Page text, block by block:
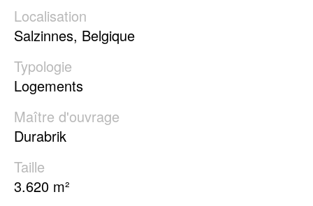
Détails du projet
Information technique
Localisation
Salzinnes, Belgique
Typologie
Logements
Maître d'ouvrage
Durabrik
Taille
3.620 m²